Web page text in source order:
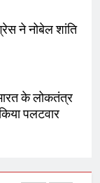
ने नोबेल शांति
के लोकतंत्र
पलटवार
की मांग तेज
सिंह के नाम पर